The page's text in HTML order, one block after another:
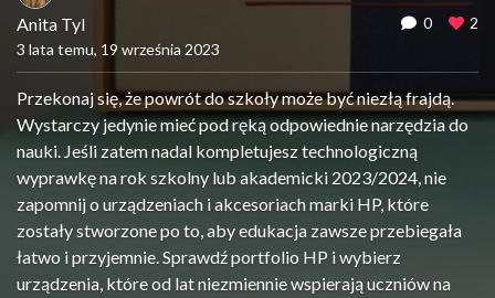
Anita Tyl
3 lata temu, 19 września 2023
0 2
Przekonaj się, że powrót do szkoły może być niezłą frajdą.
Wystarczy jedynie mieć pod ręką odpowiednie narzędzia do
nauki. Jeśli zatem nadal kompletujesz technologiczną
wyprawkę na rok szkolny lub akademicki 2023/2024, nie
zapomnij o urządzeniach i akcesoriach marki HP, które
zostały stworzone po to, aby edukacja zawsze przebiegała
łatwo i przyjemnie. Sprawdź portfolio HP i wybierz
urządzenia, które od lat niezmiennie wspierają uczniów na